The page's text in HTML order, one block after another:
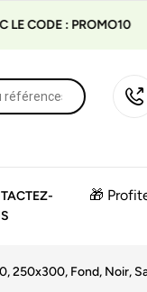
: PROMO10
🎁
250x300, Fond, Noir,